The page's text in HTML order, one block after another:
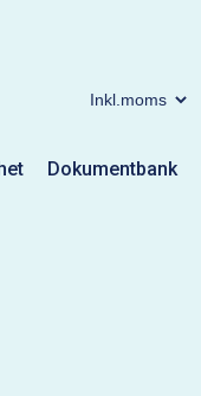
Dokumentbank